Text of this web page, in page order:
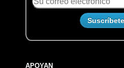
APOYAN